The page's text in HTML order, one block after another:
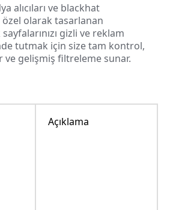
alıcıları ve blackhat
olarak tasarlanan
gizli ve reklam
tutmak için size tam kontrol,
ve gelişmiş filtreleme sunar.
Açıklama